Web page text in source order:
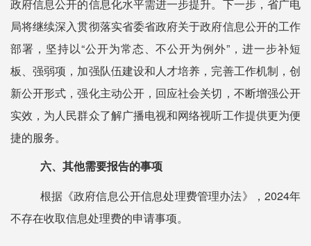
政府信息公开的信息化水平需进一步提升。下一步，省广电
局将继续深入贯彻落实省委省政府关于政府信息公开的工作
部署，坚持以“公开为常态、不公开为例外”，进一步补短
板、强弱项，加强队伍建设和人才培养，完善工作机制，创
新公开形式，强化主动公开，回应社会关切，不断增强公开
实效，为人民群众了解广播电视和网络视听工作提供更为便
捷的服务。
六、其他需要报告的事项
根据《政府信息公开信息处理费管理办法》， 2024年
不存在收取信息处理费的申请事项。